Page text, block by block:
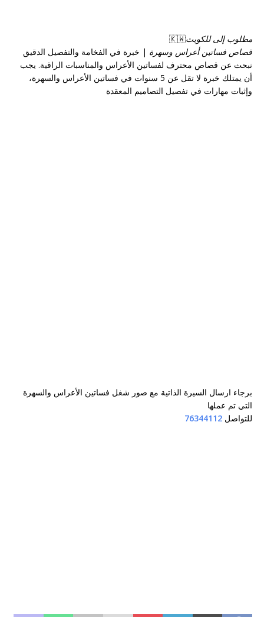
مطلوب إلى للكويت🇰🇼
قصاص فساتين أعراس وسهرة | خبرة في الفخامة والتفصيل الدقيق
نبحث عن قصاص محترف لفساتين الأعراس والمناسبات الراقية. يجب
أن يمتلك خبرة لا تقل عن 5 سنوات في فساتين الأعراس والسهرة،
وإثبات مهارات في تفصيل التصاميم المعقدة
برجاء ارسال السيرة الذاتية مع صور شغل فساتين الأعراس والسهرة
التي تم عملها
للتواصل 76344112